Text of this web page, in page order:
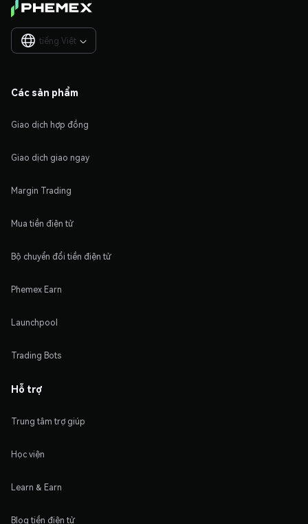
tiếng Việt 
Các sản phẩm
Giao dịch hợp đồng
Giao dịch giao ngay
Margin Trading
Mua tiền điện tử
Bộ chuyển đổi tiền điện tử
Phemex Earn
Launchpool
Trading Bots
Hỗ trợ
Trung tâm trợ giúp
Học viện
Learn & Earn
Blog tiền điện tử